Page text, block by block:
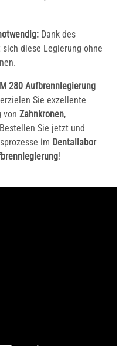
Dank des
sich diese Legierung ohne
280 Aufbrennlegierung
Sie exzellente
von Zahnkronen,
Sie jetzt und
im Dentallabor
!